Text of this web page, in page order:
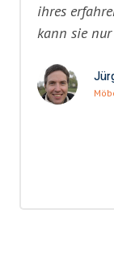
ihres
kann sie